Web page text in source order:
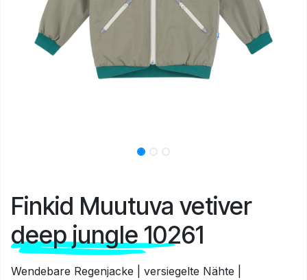
Finkid Muutuva vetiver
deep jungle 10261
Wendebare Regenjacke | versiegelte Nähte |